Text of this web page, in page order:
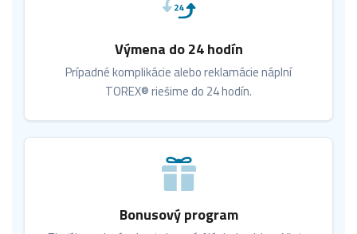
Výmena do 24 hodín
Prípadné komplikácie alebo reklamácie náplní
TOREX® riešime do 24 hodín.
Bonusový program